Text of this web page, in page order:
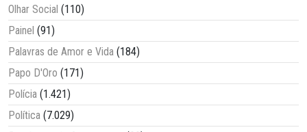
Olhar Social (110)
Painel (91)
Palavras de Amor e Vida (184)
Papo D'Oro (171)
Polícia (1.421)
Política (7.029)